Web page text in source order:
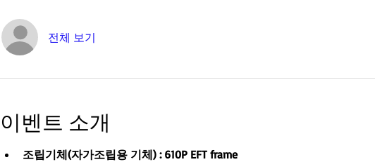
전체 보기
이벤트 소개
조립기체(자가조립용 기체) : 610P EFT frame